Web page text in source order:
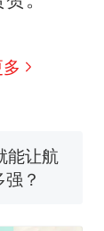
，成绩
都的国
能让航
？